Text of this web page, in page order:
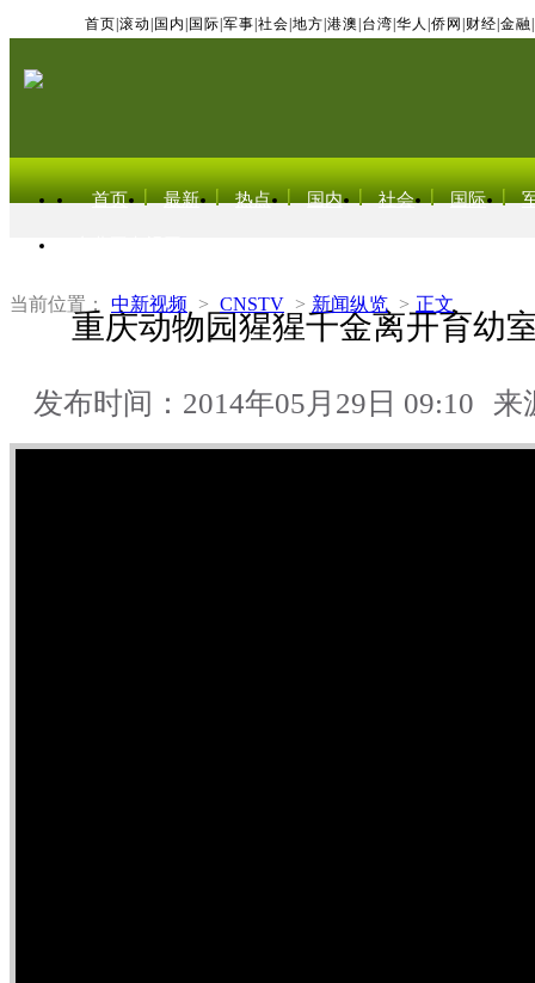
首页 滚动 国内 国际 军事 社会 地方 港澳 台湾 华人 侨网 财经 金融
首页 最新 热点 国内 社会 国际
当前位置： 中新视频 > CNSTV > 新闻纵览 > 正文
重庆动物园猩猩千金离开育幼
发布时间：2014年05月29日 09:10 来